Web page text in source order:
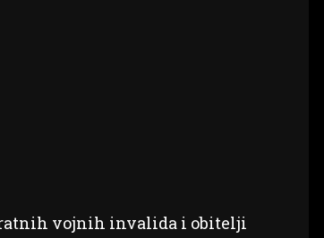
ratnih vojnih invalida i obitelji